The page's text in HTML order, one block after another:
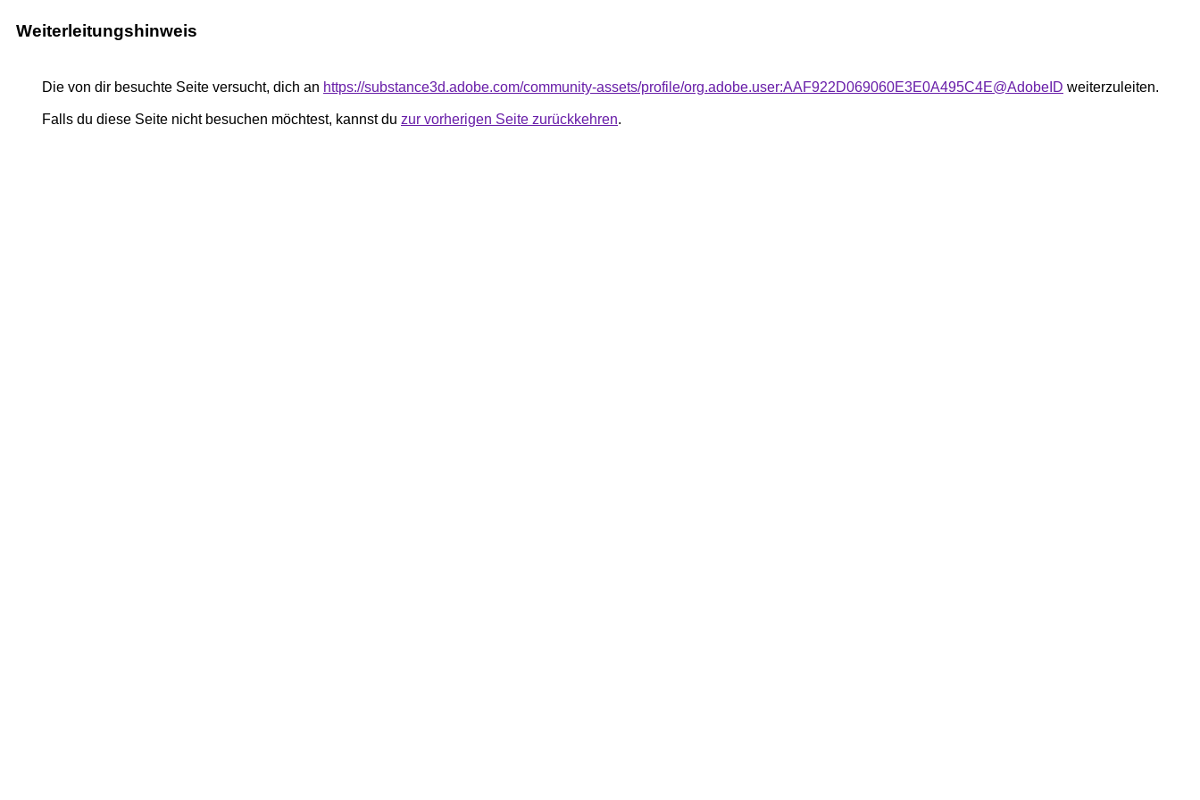
Weiterleitungshinweis
Die von dir besuchte Seite versucht, dich an https://substance3d.adobe.com/community-assets/profile/org.adobe.user:AAF922D069060E3E0A495C4E@AdobeID weiterzuleiten.
Falls du diese Seite nicht besuchen möchtest, kannst du zur vorherigen Seite zurückkehren.